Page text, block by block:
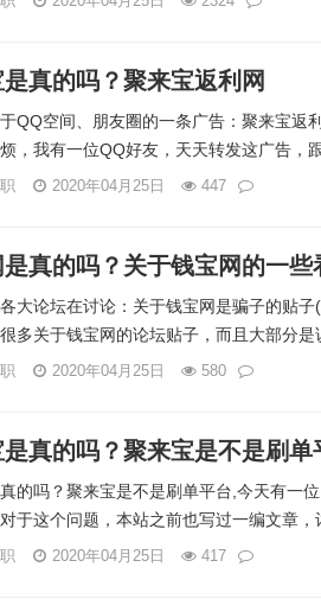
真的吗？聚来宝返利网
QQ空间、朋友圈的一条广告：聚来宝返
，我有一位QQ好友，天天转发这广告，
2020年04月25日 447
真的吗？关于钱宝网的一些
大论坛在讨论：关于钱宝网是骗子的贴
多关于钱宝网的论坛贴子，而且大部分是
2020年04月25日 580
真的吗？聚来宝是不是刷单
的吗？聚来宝是不是刷单平台,今天有一
于这个问题，本站之前也写过一编文章，
2020年04月25日 417